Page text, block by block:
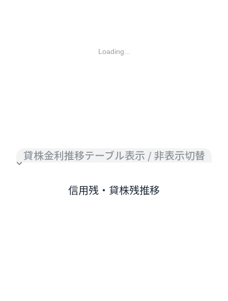
Loading...
貸株金利推移テーブル表示 / 非表示切替
信用残・貸株残推移